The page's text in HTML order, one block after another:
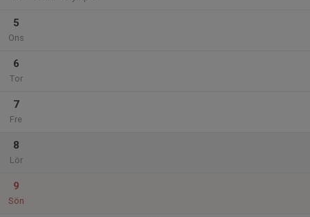
5
Ons
6
Tor
7
Fre
8
Lör
9
Sön